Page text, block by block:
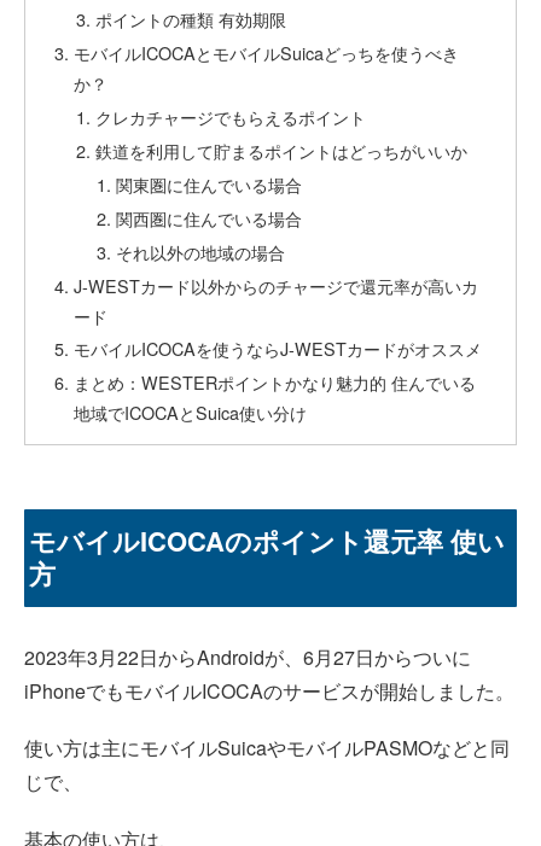
ポイントの種類 有効期限
モバイルICOCAとモバイルSuicaどっちを使うべき
か？
クレカチャージでもらえるポイント
鉄道を利用して貯まるポイントはどっちがいいか
関東圏に住んでいる場合
関西圏に住んでいる場合
それ以外の地域の場合
J-WESTカード以外からのチャージで還元率が高いカ
ード
モバイルICOCAを使うならJ-WESTカードがオススメ
まとめ：WESTERポイントかなり魅力的 住んでいる
地域でICOCAとSuica使い分け
モバイルICOCAのポイント還元率 使い
方
2023年3月22日からAndroidが、6月27日からついに
iPhoneでもモバイルICOCAのサービスが開始しました。
使い方は主にモバイルSuicaやモバイルPASMOなどと同
じで、
基本の使い方は、